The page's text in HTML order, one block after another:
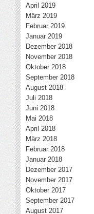
April 2019
März 2019
Februar 2019
Januar 2019
Dezember 2018
November 2018
Oktober 2018
September 2018
August 2018
Juli 2018
Juni 2018
Mai 2018
April 2018
März 2018
Februar 2018
Januar 2018
Dezember 2017
November 2017
Oktober 2017
September 2017
August 2017